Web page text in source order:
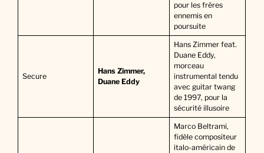
pour les frères
ennemis en
poursuite
Secure
Hans Zimmer,
Duane Eddy
Hans Zimmer feat.
Duane Eddy,
morceau
instrumental tendu
avec guitar twang
de 1997, pour la
sécurité illusoire
Marco Beltrami,
fidèle compositeur
italo-américain de